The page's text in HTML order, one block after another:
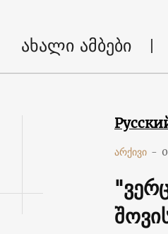
ახალი ამბები
არქივი -